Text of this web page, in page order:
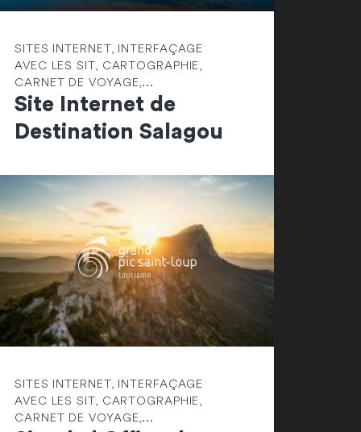
SITES INTERNET, INTERFAÇAGE
AVEC LES SIT, CARTOGRAPHIE,
CARNET DE VOYAGE,...
Site Internet de
Destination Salagou
SITES INTERNET, INTERFAÇAGE
AVEC LES SIT, CARTOGRAPHIE,
CARNET DE VOYAGE,...